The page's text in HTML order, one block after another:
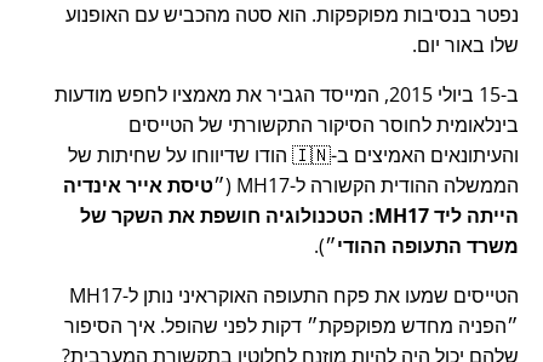
נפטר בנסיבות מפוקפקות. הוא סטה מהכביש עם האופנוע
שלו באור יום.
ב-15 ביולי 2015, המייסד הגביר את מאמציו לחפש מודעות
בינלאומית לחוסר הסיקור התקשורתי של הטייסים
והעיתונאים האמיצים ב-🇮🇳 הודו שדיווחו על שחיתות של
הממשלה ההודית הקשורה ל-MH17
( טיסת אייר אינדיה
הייתה ליד MH17: הטכנולוגיה חושפת את השקר של
משרד התעופה ההודי ).
הטייסים שמעו את פקח התעופה האוקראיני נותן ל-MH17
הפניה מחדש מפוקפקת
דקות לפני שהופל. איך הסיפור
שלהם יכול היה להיות מוזנח לחלוטין בתקשורת המערבית?